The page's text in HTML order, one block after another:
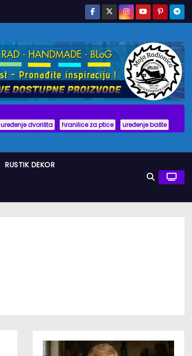
uređenje dvorišta hranilice za ptice uređenje bašte
RUSTIK DEKOR